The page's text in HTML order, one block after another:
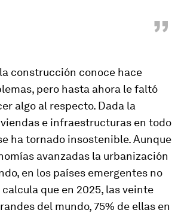
”
construcción conoce hace
pero hasta ahora le faltó
algo al respecto. Dada la
e infraestructuras en todo
ha tornado insostenible. Aunque
avanzadas la urbanización
en los países emergentes no
que en 2025, las veinte
del mundo, 75% de ellas en